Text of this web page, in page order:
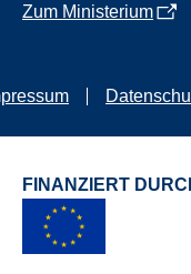
Zum Ministerium
FINANZIERT